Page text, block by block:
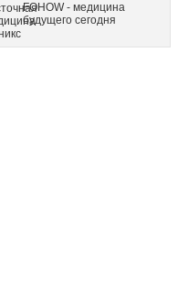
FOHOW - медицина
будущего сегодня